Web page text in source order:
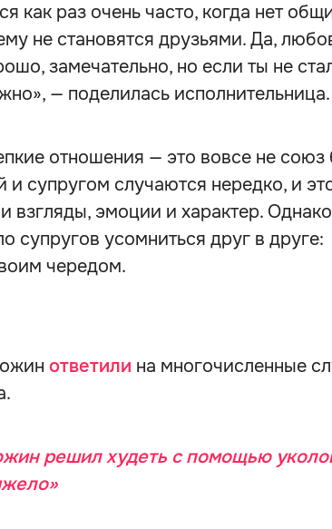
как раз очень часто, когда нет
не становятся друзьями. Да,
замечательно, но если ты не
— поделилась исполнительница.
отношения — это вовсе не союз
супругом случаются нередко, и
взгляды, эмоции и характер.
супругов усомниться друг в друге:
чередом.
ответили на многочисленные
решил худеть с помощью